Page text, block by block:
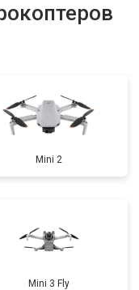
Mini 2
Mini 3 Fly